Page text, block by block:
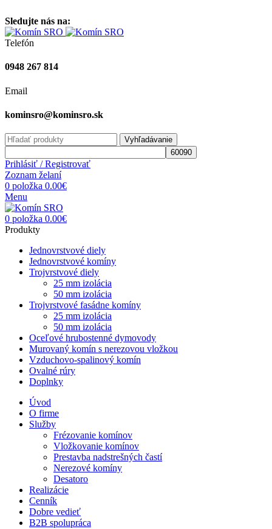
Sledujte nás na:
Telefón
0948 267 814
Email
kominsro@kominsro.sk
Vyhľadávanie
Prihlásiť / Registrovať
Zoznam želaní
0 položka 0.00€
Menu
0 položka 0.00€
Produkty
Jednovrstvové diely
Jednovrstvové komíny
Trojvrstvové diely
25 mm izolácia
50 mm izolácia
Trojvrstvové fasádne komíny
25 mm izolácia
50 mm izolácia
Oceľové hrubostenné dymovody
Murovaný komín s nerezovou vložkou
Vzduchovo-spalinový komín
Ovalné rúry
Doplnky
Úvod
O firme
Služby
Frézovanie komínov
Vložkovanie komínov
Prestavba nadstrešných častí
Nerezové komíny
Desatoro
Realizácie
Cenník
Dobre vedieť
B2B spolupráca